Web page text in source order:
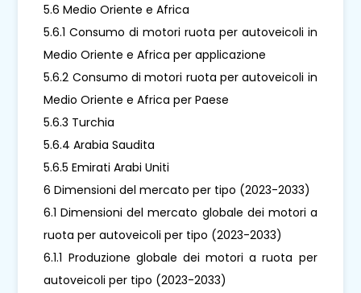
5.6 Medio Oriente e Africa
5.6.1 Consumo di motori ruota per autoveicoli in
Medio Oriente e Africa per applicazione
5.6.2 Consumo di motori ruota per autoveicoli in
Medio Oriente e Africa per Paese
5.6.3 Turchia
5.6.4 Arabia Saudita
5.6.5 Emirati Arabi Uniti
6 Dimensioni del mercato per tipo (2023-2033)
6.1 Dimensioni del mercato globale dei motori a
ruota per autoveicoli per tipo (2023-2033)
6.1.1 Produzione globale dei motori a ruota per
autoveicoli per tipo (2023-2033)